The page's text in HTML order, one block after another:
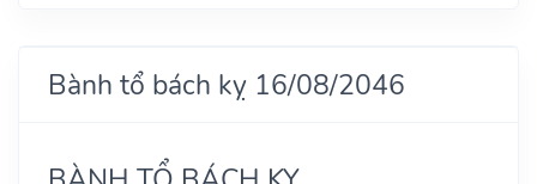
Bành tổ bách kỵ 16/08/2046